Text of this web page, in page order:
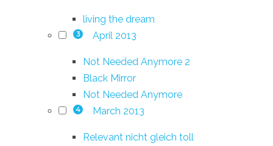
living the dream
3 April 2013
Not Needed Anymore 2
Black Mirror
Not Needed Anymore
4 March 2013
Relevant nicht gleich toll